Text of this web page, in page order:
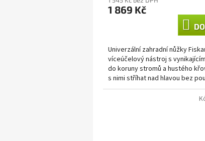
1 869 Kč
Univerzální zahradní nůžky
víceúčelový nástroj s
do koruny stromů a hustého
s nimi stříhat nad hlavou bez
žebříku nebo na...